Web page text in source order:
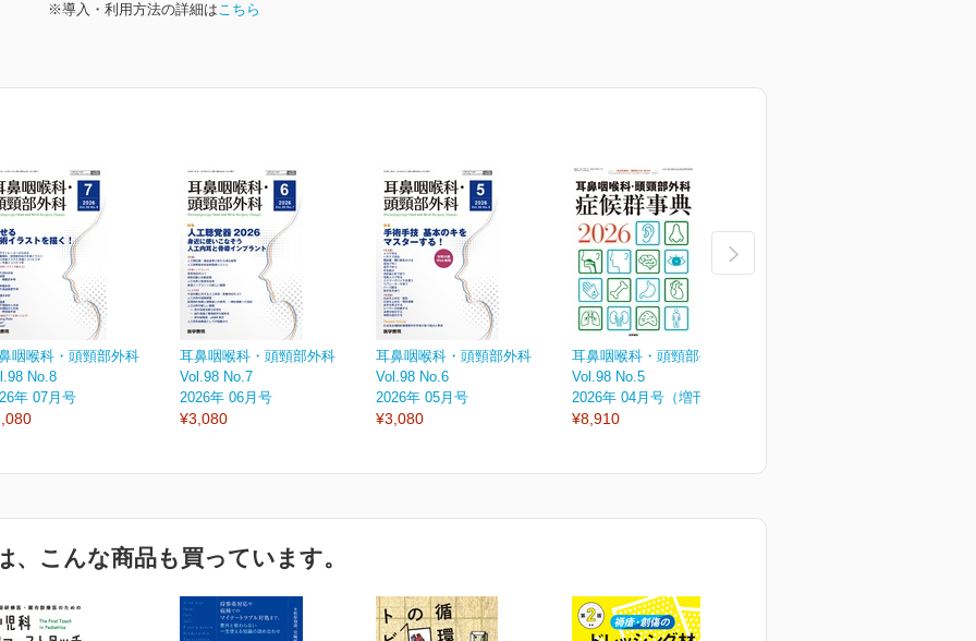
※導入・利用方法の詳細はこちら
咽喉科・頭頸部外科
No.8
年 07月号
耳鼻咽喉科・頭頸部外科
Vol.98 No.7
2026年 06月号
¥3,080
耳鼻咽喉科・頭頸部外科
Vol.98 No.6
2026年 05月号
¥3,080
耳鼻咽喉科・頭頸部外科
Vol.98 No.5
2026年 04月号（増刊号）
¥8,910
、こんな商品も買っています。